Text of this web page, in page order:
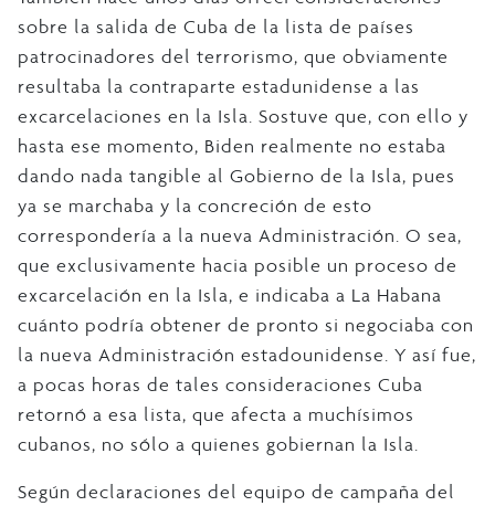
sobre la salida de Cuba de la lista de países
patrocinadores del terrorismo, que obviamente
resultaba la contraparte estadunidense a las
excarcelaciones en la Isla. Sostuve que, con ello y
hasta ese momento, Biden realmente no estaba
dando nada tangible al Gobierno de la Isla, pues
ya se marchaba y la concreción de esto
correspondería a la nueva Administración. O sea,
que exclusivamente hacia posible un proceso de
excarcelación en la Isla, e indicaba a La Habana
cuánto podría obtener de pronto si negociaba con
la nueva Administración estadounidense. Y así fue,
a pocas horas de tales consideraciones Cuba
retornó a esa lista, que afecta a muchísimos
cubanos, no sólo a quienes gobiernan la Isla.
Según declaraciones del equipo de campaña del